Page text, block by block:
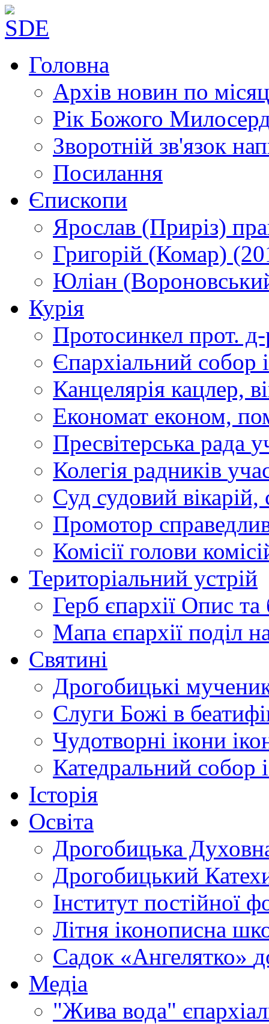
Головна
Архів новин по
Рік Божого
Зворотній зв'язок
Посилання
Єпископи
Ярослав (Приріз)
Григорій (Комар)
Юліан
Курія
Протосинкел прот.
Єпархіальний собор
Канцелярія кацлер,
Економат економ,
Пресвітерська рада
Колегія радників
Суд судовий вікарій,
Промотор
Комісії голови
Територіальний устрій
Герб єпархії Опис та
Мапа єпархії поділ
Святині
Дрогобицькі
Слуги Божі в
Чудотворні ікони
Катедральний собор
Історія
Освіта
Дрогобицька
Дрогобицький
Інститут постійної
Літня іконописна
Садок «Ангелятко»
Медіа
"Жива вода"